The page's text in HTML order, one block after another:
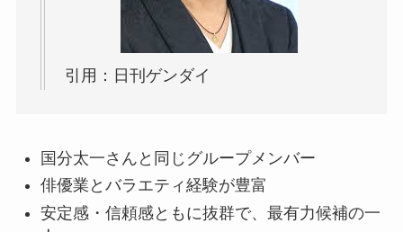
引用：日刊ゲンダイ
国分太一さんと同じグループメンバー
俳優業とバラエティ経験が豊富
安定感・信頼感ともに抜群で、最有力候補の一